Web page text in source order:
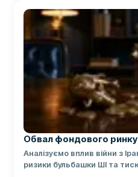
Обвал фондового ринку
Аналізуємо вплив війни з
ризики бульбашки ШІ та